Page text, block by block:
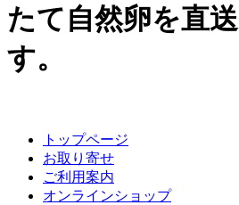
たて自然卵を直
す。
トップページ
お取り寄せ
ご利用案内
オンラインショップ